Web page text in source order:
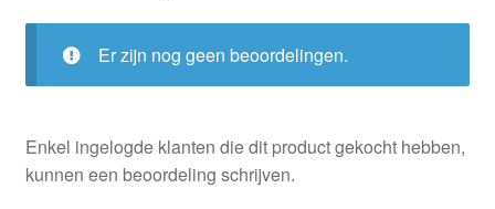
Er zijn nog geen beoordelingen.
Enkel ingelogde klanten die dit product gekocht hebben,
kunnen een beoordeling schrijven.